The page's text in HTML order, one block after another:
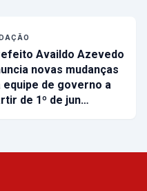
Availdo Azevedo
novas mudanças
equipe de governo a
de 1º de jun…